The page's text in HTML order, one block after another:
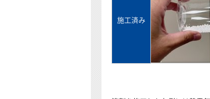
施工済み